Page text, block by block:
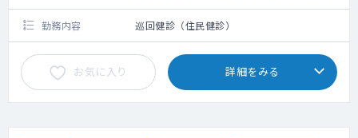
備考欄参照ください）
勤務内容
巡回健診（住民健診）
お気に入り 詳細をみる